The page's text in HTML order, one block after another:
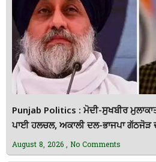
Punjab Politics : ਮੋਦੀ-ਸੁਖਬੀਰ
ਪਾਈ ਹਲਚਲ, ਅਕਾਲੀ ਦਲ-ਭਾਜਪਾ ਗੱਠਜੋੜ
August 8, 2026 No Comments